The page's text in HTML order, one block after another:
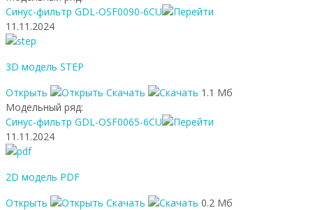
Синус-фильтр GDL-OSF0090-6CU
11.11.2024
3D модель STEP
Открыть
Скачать
1.1 Мб
Модельный ряд:
Синус-фильтр GDL-OSF0065-6CU
11.11.2024
2D модель PDF
Открыть
Скачать
0.2 Мб